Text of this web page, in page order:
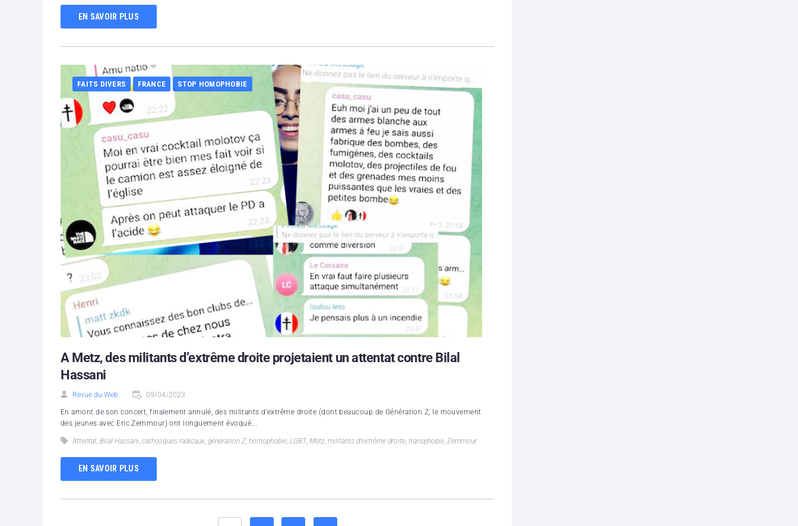
EN SAVOIR PLUS
FAITS DIVERS FRANCE STOP HOMOPHOBIE
A Metz, des militants d’extrême droite projetaient un attentat contre Bilal
Hassani
Revue du Web 09/04/2023
En amont de son concert, finalement annulé, des militants d’extrême droite (dont beaucoup de Génération Z, le mouvement
des jeunes avec Eric Zemmour) ont longuement évoqué...
Attentat Bilal Hassani catholiques radicaux génération Z homophobie LGBT, Metz militants d’extrême droite transphobie Zemmour
EN SAVOIR PLUS